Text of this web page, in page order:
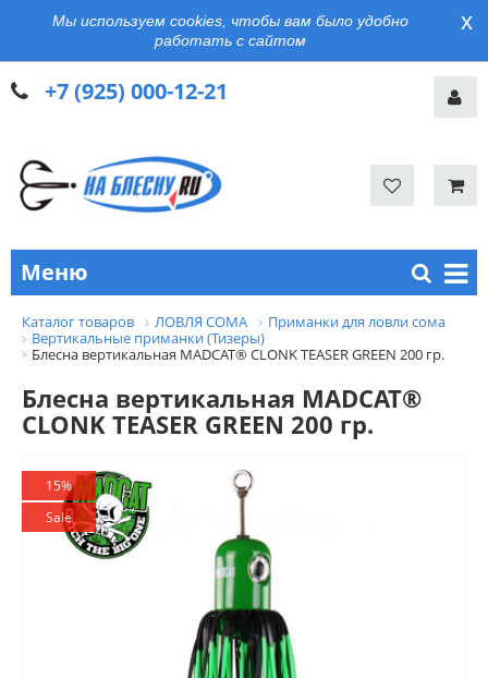
Мы используем cookies, чтобы вам было удобно
работать с сайтом
x
+7 (925) 000-12-21
Меню
Каталог товаров ЛОВЛЯ СОМА
Приманки для ловли сома
Вертикальные приманки (Тизеры)
Блесна вертикальная MADCAT® CLONK TEASER GREEN 200 гр.
Блесна вертикальная MADCAT®
CLONK TEASER GREEN 200 гр.
15%
Sale